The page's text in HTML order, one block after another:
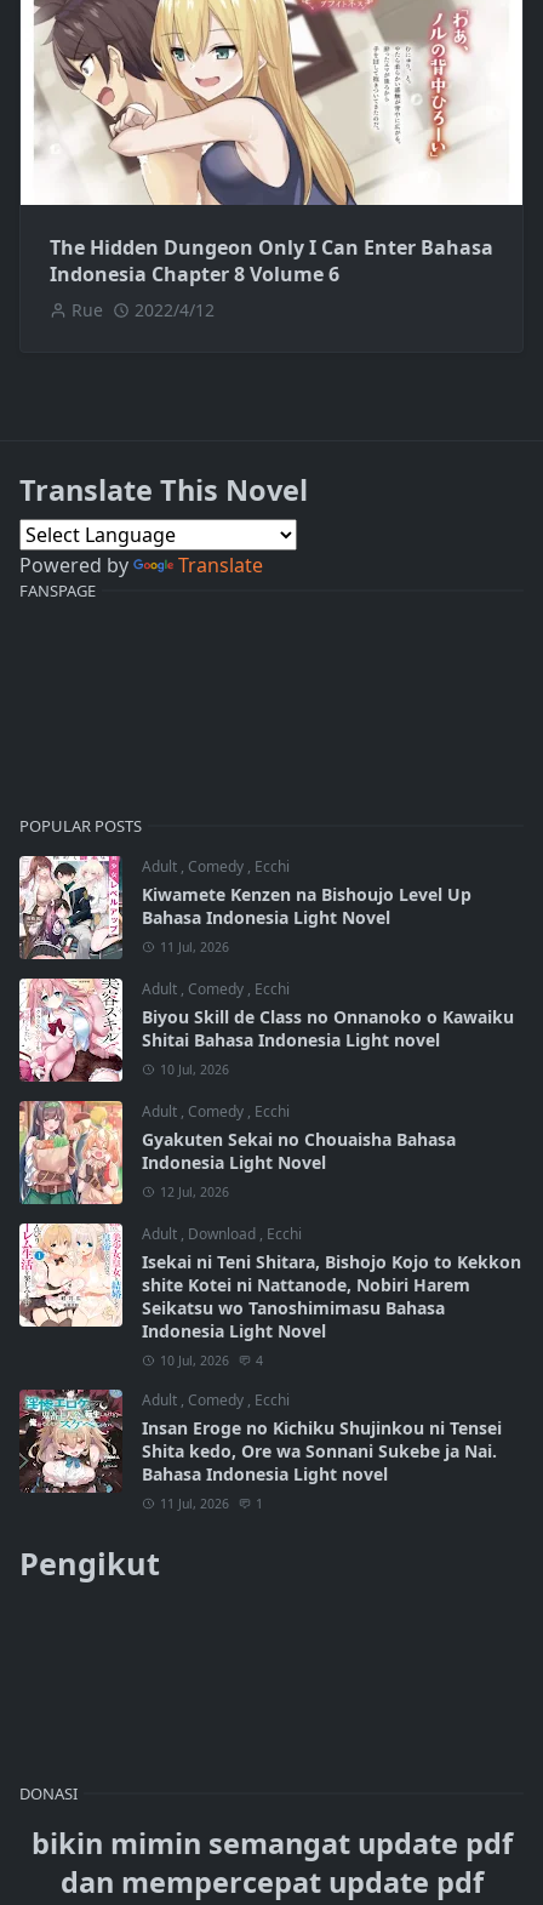
The Hidden Dungeon Only I Can Enter Bahasa
Indonesia Chapter 8 Volume 6
Rue 2022/4/12
Translate This Novel
Powered by Translate
FANSPAGE
POPULAR POSTS
Adult , Comedy , Ecchi
Kiwamete Kenzen na Bishoujo Level Up
Bahasa Indonesia Light Novel
11 Jul, 2026
Adult , Comedy , Ecchi
Biyou Skill de Class no Onnanoko o Kawaiku
Shitai Bahasa Indonesia Light novel
10 Jul, 2026
Adult , Comedy , Ecchi
Gyakuten Sekai no Chouaisha Bahasa
Indonesia Light Novel
12 Jul, 2026
Adult , Download , Ecchi
Isekai ni Teni Shitara, Bishojo Kojo to Kekkon
shite Kotei ni Nattanode, Nobiri Harem
Seikatsu wo Tanoshimimasu Bahasa
Indonesia Light Novel
10 Jul, 2026 4
Adult , Comedy , Ecchi
Insan Eroge no Kichiku Shujinkou ni Tensei
Shita kedo, Ore wa Sonnani Sukebe ja Nai.
Bahasa Indonesia Light novel
11 Jul, 2026 1
Pengikut
DONASI
bikin mimin semangat update pdf
dan mempercepat update pdf